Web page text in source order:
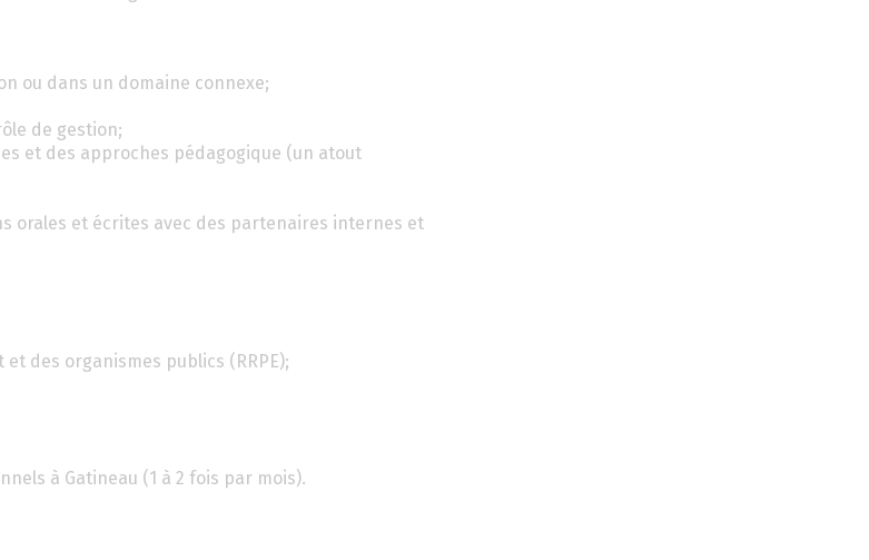
ou dans un domaine connexe;
de gestion;
et des approches pédagogique (un atout
orales et écrites avec des partenaires internes et
des organismes publics (RRPE);
à Gatineau (1 à 2 fois par mois).